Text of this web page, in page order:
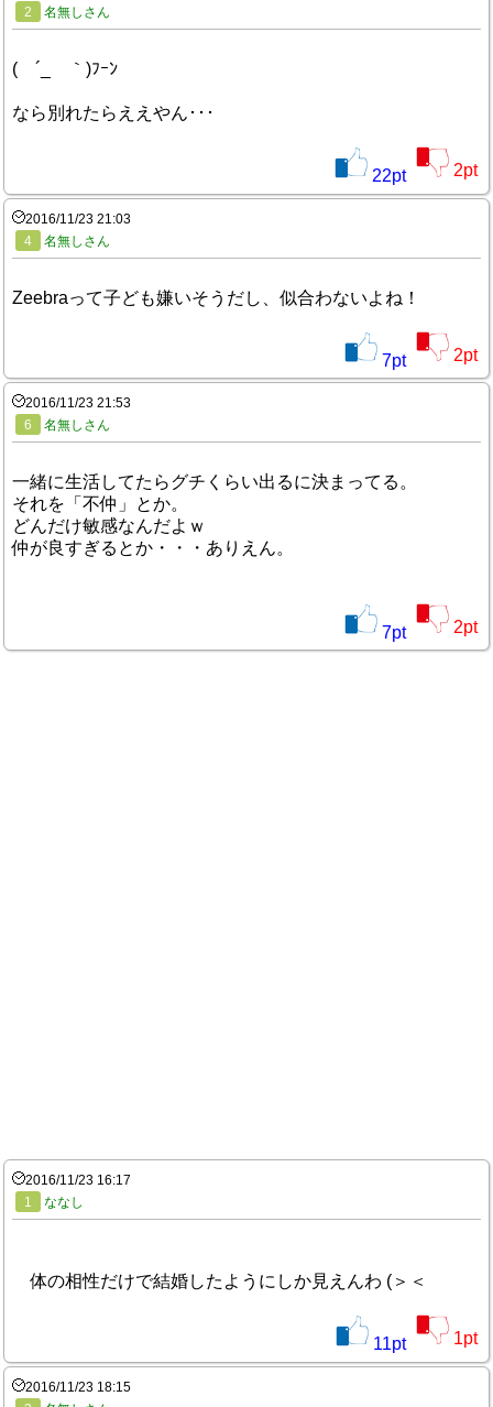
2
名無しさん
( ´_ゝ｀)ﾌｰﾝ
なら別れたらええやん･･･
22pt 2pt
2016/11/23 21:03
4
名無しさん
Zeebraって子ども嫌いそうだし、似合わないよね！
7pt 2pt
2016/11/23 21:53
6
名無しさん
一緒に生活してたらグチくらい出るに決まってる。
それを「不仲」とか。
どんだけ敏感なんだよｗ
仲が良すぎるとか・・・ありえん。
7pt 2pt
2016/11/23 16:17
1
ななし
体の相性だけで結婚したようにしか見えんわ (＞＜
11pt 1pt
2016/11/23 18:15